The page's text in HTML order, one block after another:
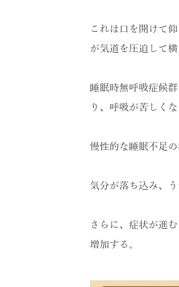
これは口を開けて
が気道を圧迫して
睡眠時無呼吸症候
り、呼吸が苦しく
慢性的な睡眠不足
気分が落ち込み、
さらに、症状が進
増加する。